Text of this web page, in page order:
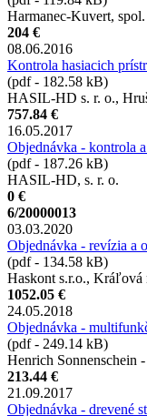
Harmanec-Kuvert,
204 €
08.06.2016
Kontrola hasiacich
(pdf - 182.58 kB)
HASIL-HD s. r. o.,
757.84 €
16.05.2017
Objednávka - kontrola
(pdf - 187.26 kB)
HASIL-HD, s. r. o.
0 €
6/20000013
03.03.2020
Objednávka - revízia a
(pdf - 134.58 kB)
Haskont s.r.o., Kráľová
1052.05 €
24.05.2018
Objednávka -
(pdf - 249.14 kB)
Henrich Sonnenschein
213.44 €
21.09.2017
Objednávka - drevené